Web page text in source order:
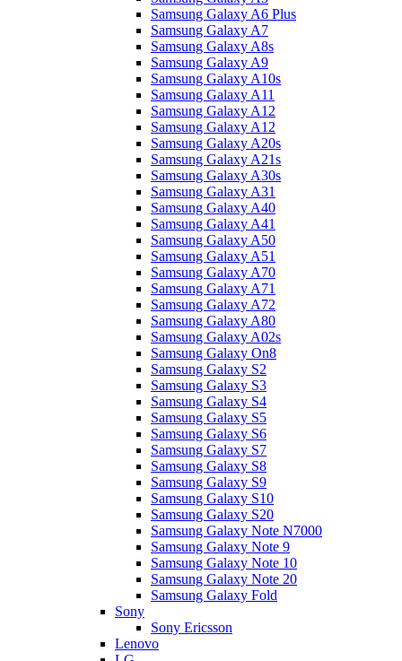
Samsung Galaxy A6 Plus
Samsung Galaxy A7
Samsung Galaxy A8s
Samsung Galaxy A9
Samsung Galaxy A10s
Samsung Galaxy A11
Samsung Galaxy A12
Samsung Galaxy A12
Samsung Galaxy A20s
Samsung Galaxy A21s
Samsung Galaxy A30s
Samsung Galaxy A31
Samsung Galaxy A40
Samsung Galaxy A41
Samsung Galaxy A50
Samsung Galaxy A51
Samsung Galaxy A70
Samsung Galaxy A71
Samsung Galaxy A72
Samsung Galaxy A80
Samsung Galaxy A02s
Samsung Galaxy On8
Samsung Galaxy S2
Samsung Galaxy S3
Samsung Galaxy S4
Samsung Galaxy S5
Samsung Galaxy S6
Samsung Galaxy S7
Samsung Galaxy S8
Samsung Galaxy S9
Samsung Galaxy S10
Samsung Galaxy S20
Samsung Galaxy Note N7000
Samsung Galaxy Note 9
Samsung Galaxy Note 10
Samsung Galaxy Note 20
Samsung Galaxy Fold
Sony
Sony Ericsson
Lenovo